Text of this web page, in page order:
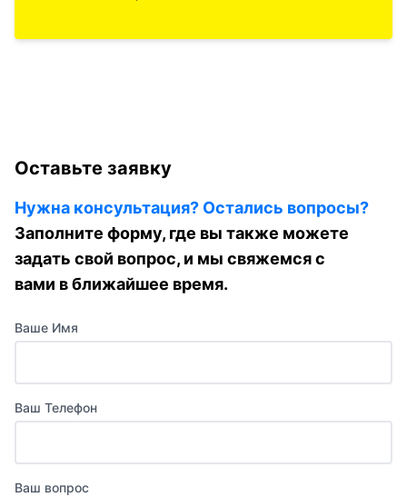
Оставьте заявку
Нужна консультация? Остались вопросы?
Заполните форму, где вы также можете
задать свой вопрос, и мы свяжемся с
вами в ближайшее время.
Ваше Имя
Ваш Телефон
Ваш вопрос